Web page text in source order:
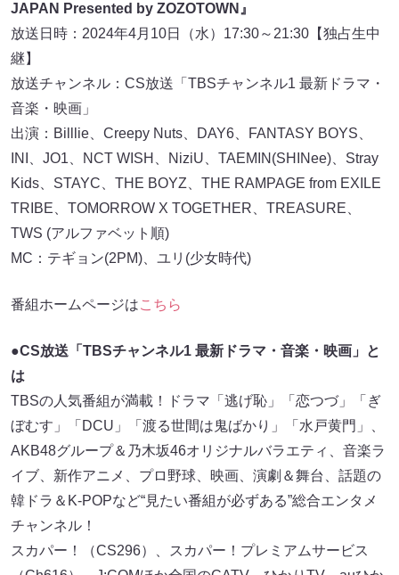
JAPAN Presented by ZOZOTOWN』
放送日時：2024年4月10日（水）17:30～21:30【独占生中
継】
放送チャンネル：CS放送「TBSチャンネル1 最新ドラマ・
音楽・映画」
出演：Billlie、Creepy Nuts、DAY6、FANTASY BOYS、
INI、JO1、NCT WISH、NiziU、TAEMIN(SHINee)、Stray
Kids、STAYC、THE BOYZ、THE RAMPAGE from EXILE
TRIBE、TOMORROW X TOGETHER、TREASURE、
TWS (アルファベット順)
MC：テギョン(2PM)、ユリ(少女時代)
番組ホームページはこちら
●CS放送「TBSチャンネル1 最新ドラマ・音楽・映画」と
は
TBSの人気番組が満載！ドラマ「逃げ恥」「恋つづ」「ぎ
ぼむす」「DCU」「渡る世間は鬼ばかり」「水戸黄門」、
AKB48グループ＆乃木坂46オリジナルバラエティ、音楽ラ
イブ、新作アニメ、プロ野球、映画、演劇＆舞台、話題の
韓ドラ＆K-POPなど“見たい番組が必ずある”総合エンタメ
チャンネル！
スカパー！（CS296）、スカパー！プレミアムサービス